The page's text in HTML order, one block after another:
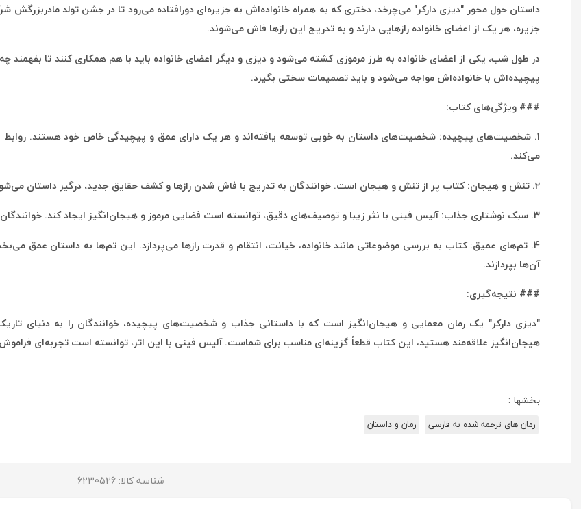
داستان حول محور "دیزی دارکر" می‌چرخد، دختری که به همراه خانواده‌اش به جزیره‌ای دورافتاده می‌رود تا در جشن تولد
جزیره، هر یک از اعضای خانواده رازهایی دارند و به تدریج این رازها فاش می‌شوند.
در طول شب، یکی از اعضای خانواده به طرز مرموزی کشته می‌شود و دیزی و دیگر اعضای خانواده باید با هم همکاری کنند تا
پیچیده‌اش با خانواده‌اش مواجه می‌شود و باید تصمیمات سختی بگیرد.
### ویژگی‌های کتاب:
1. شخصیت‌های پیچیده: شخصیت‌های داستان به خوبی توسعه یافته‌اند و هر یک دارای عمق و پیچیدگی خاص خود هستند. روابط
می‌کند.
2. تنش و هیجان: کتاب پر از تنش و هیجان است. خوانندگان به تدریج با فاش شدن رازها و کشف حقایق جدید، درگیر داستان می‌شوند و نمی‌توانند کتاب را زمین بگذارند.
3. سبک نوشتاری جذاب: آلیس فینی با نثر زیبا و توصیف‌های دقیق، توانسته است فضایی مرموز و هیجان‌انگیز ایجاد کند. خوانندگان به راحتی می‌توانند خود را در دنیای داستان غرق کنند.
4. تم‌های عمیق: کتاب به بررسی موضوعاتی مانند خانواده، خیانت، انتقام و قدرت رازها می‌پردازد. این تم‌ها به داستان عمق
آن‌ها بپردازند.
### نتیجه‌گیری:
"دیزی دارکر" یک رمان معمایی و هیجان‌انگیز است که با داستانی جذاب و شخصیت‌های پیچیده، خوانندگان را به دنیای
هیجان‌انگیز علاقه‌مند هستید، این کتاب قطعاً گزینه‌ای مناسب برای شماست. آلیس فینی با این اثر، توانسته است تجربه‌ای
بخشها :
رمان های ترجمه شده به فارسی رمان و داستان
شناسه کالا: 6230526